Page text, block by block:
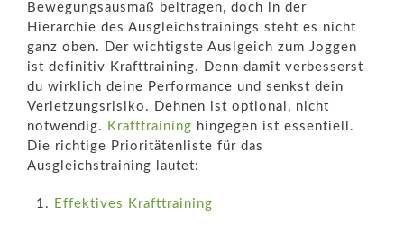
Bewegungsausmaß beitragen, doch in der
Hierarchie des Ausgleichstrainings steht es nicht
ganz oben. Der wichtigste Auslgeich zum Joggen
ist definitiv Krafttraining. Denn damit verbesserst
du wirklich deine Performance und senkst dein
Verletzungsrisiko. Dehnen ist optional, nicht
notwendig. Krafttraining hingegen ist essentiell.
Die richtige Prioritätenliste für das
Ausgleichstraining lautet:
Effektives Krafttraining